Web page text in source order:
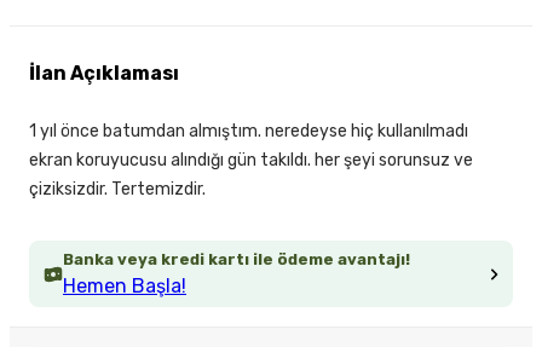
Banka veya kredi kartı ile ödeme avantajı!
Hemen Başla!
İlan Açıklaması
1 yıl önce batumdan almıştım. neredeyse hiç kullanılmadı
ekran koruyucusu alındığı gün takıldı. her şeyi sorunsuz ve
çiziksizdir. Tertemizdir.